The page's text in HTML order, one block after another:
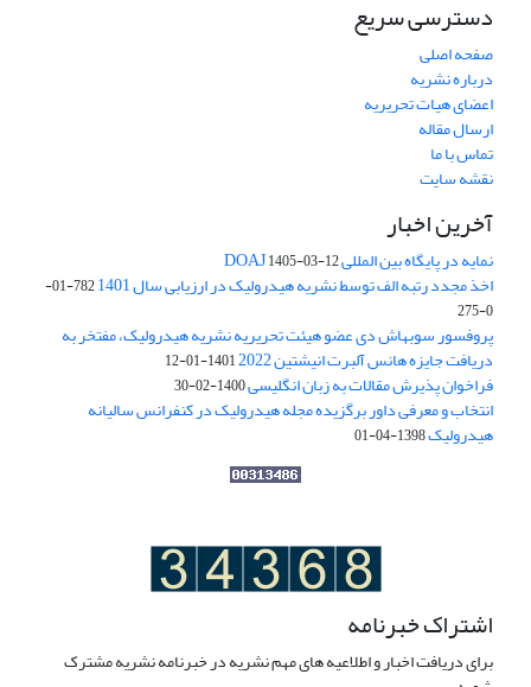
دسترسی سریع
صفحه اصلی
درباره نشریه
اعضای هیات تحریریه
ارسال مقاله
تماس با ما
نقشه سایت
آخرین اخبار
نمایه در پایگاه بین المللی DOAJ1405-03-12
اخذ مجدد رتبه الف توسط نشریه هیدرولیک در ارزیابی سال 1401
782-01-
0-275
پروفسور سوبهاش دی عضو هیئت تحریریه نشریه هیدرولیک، مفتخر به
دریافت جایزه هانس آلبرت انیشتین 2022 1401-01-12
فراخوان پذیرش مقالات به زبان انگلیسی1400-02-30
انتخاب و معرفی داور برگزیده مجله هیدرولیک در کنفرانس سالیانه
هیدرولیک1398-04-01
اشتراک خبرنامه
برای دریافت اخبار و اطلاعیه های مهم نشریه در خبرنامه نشریه مشترک